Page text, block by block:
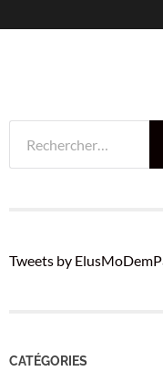
Tweets by
CATÉGORIES